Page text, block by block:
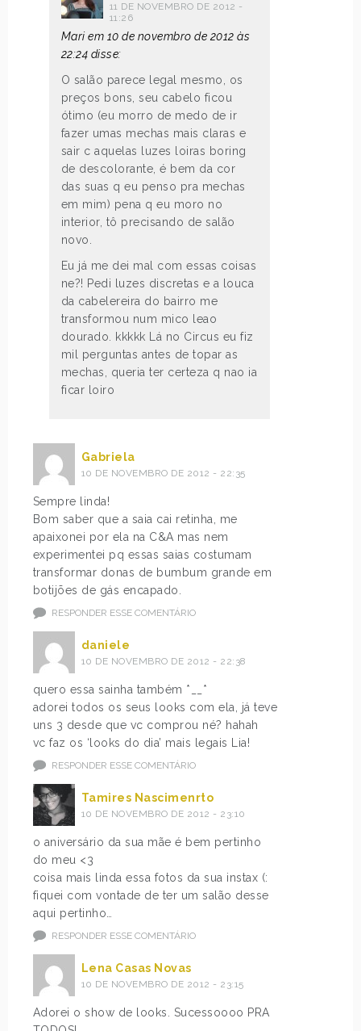
11 DE NOVEMBRO DE 2012 -
11:26
Mari em 10 de novembro de 2012 às
22:24 disse:
O salão parece legal mesmo, os
preços bons, seu cabelo ficou
ótimo (eu morro de medo de ir
fazer umas mechas mais claras e
sair c aquelas luzes loiras boring
de descolorante, é bem da cor
das suas q eu penso pra mechas
em mim) pena q eu moro no
interior, tô precisando de salão
novo.
Eu já me dei mal com essas coisas
ne?! Pedi luzes discretas e a louca
da cabelereira do bairro me
transformou num mico leao
dourado. kkkkk Lá no Circus eu fiz
mil perguntas antes de topar as
mechas, queria ter certeza q nao ia
ficar loiro
Gabriela
10 DE NOVEMBRO DE 2012 - 22:35
Sempre linda!
Bom saber que a saia cai retinha, me
apaixonei por ela na C&A mas nem
experimentei pq essas saias costumam
transformar donas de bumbum grande em
botijões de gás encapado.
RESPONDER ESSE COMENTÁRIO
daniele
10 DE NOVEMBRO DE 2012 - 22:38
quero essa sainha também *__*
adorei todos os seus looks com ela, já teve
uns 3 desde que vc comprou né? hahah
vc faz os ‘looks do dia’ mais legais Lia!
RESPONDER ESSE COMENTÁRIO
Tamires Nascimenrto
10 DE NOVEMBRO DE 2012 - 23:10
o aniversário da sua mãe é bem pertinho
do meu <3
coisa mais linda essa fotos da sua instax (:
fiquei com vontade de ter um salão desse
aqui pertinho…
RESPONDER ESSE COMENTÁRIO
Lena Casas Novas
10 DE NOVEMBRO DE 2012 - 23:15
Adorei o show de looks. Sucessoooo PRA